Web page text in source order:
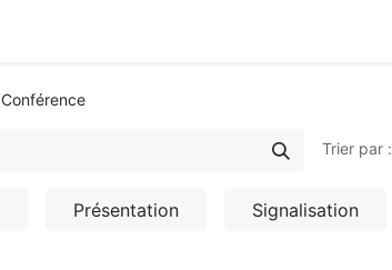
Conférence
Trier par :
Présentation Signalisation